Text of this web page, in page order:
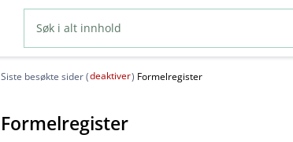
Siste besøkte sider (deaktiver) Formelregister
Formelregister